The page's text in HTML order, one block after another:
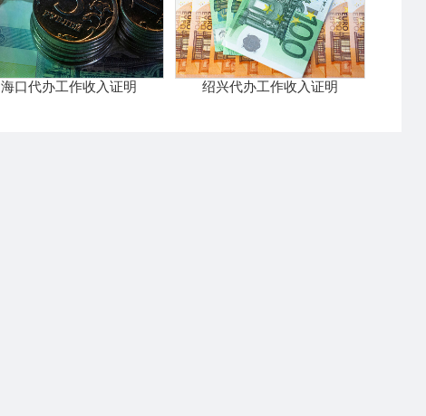
海口代办工作收入证明 绍兴代办工作收入证明